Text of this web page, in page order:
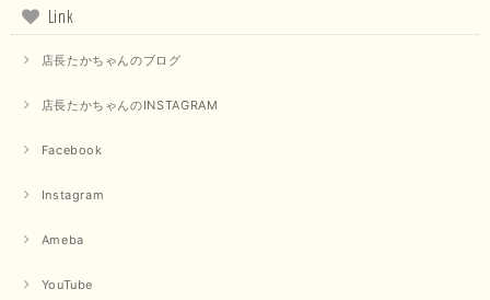
Link
店長たかちゃんのブログ
店長たかちゃんのINSTAGRAM
Facebook
Instagram
Ameba
YouTube